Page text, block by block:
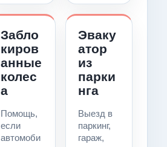
Забло
киров
анные
колес
а
Помощь,
если
автомоби
Эваку
атор
из
парки
нга
Выезд в
паркинг,
гараж,